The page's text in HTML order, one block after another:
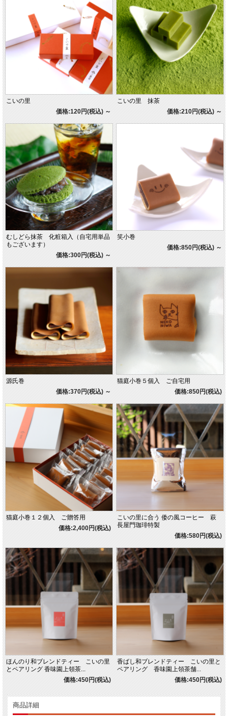
こいの里
価格:120円(税込)～
こいの里 抹茶
価格:210円(税込)～
むしどら抹茶 化粧箱入（自宅用単品
もございます）
価格:300円(税込)～
笑小巻
価格:850円(税込)～
源氏巻
価格:370円(税込)～
猫庭小巻５個入 ご自宅用
価格:850円(税込)
猫庭小巻１２個入 ご贈答用
価格:2,400円(税込)
こいの里に合う 倭の風コーヒー 萩
長屋門珈琲特製
価格:580円(税込)
ほんのり和ブレンドティー こいの里
とペアリング 香味園上領茶...
価格:450円(税込)
香ばし和ブレンドティー こいの里と
ペアリング 香味園上領茶舗...
価格:450円(税込)
商品詳細